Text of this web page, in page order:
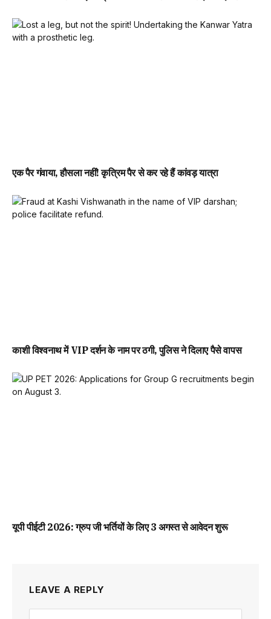
एक पैर गंवाया, हौसला नहीं! कृत्रिम पैर से कर रहे हैं कांवड़ यात्रा
काशी विश्वनाथ में VIP दर्शन के नाम पर ठगी, पुलिस ने दिलाए पैसे वापस
यूपी पीईटी 2026: ग्रुप जी भर्तियों के लिए 3 अगस्त से आवेदन शुरू
LEAVE A REPLY